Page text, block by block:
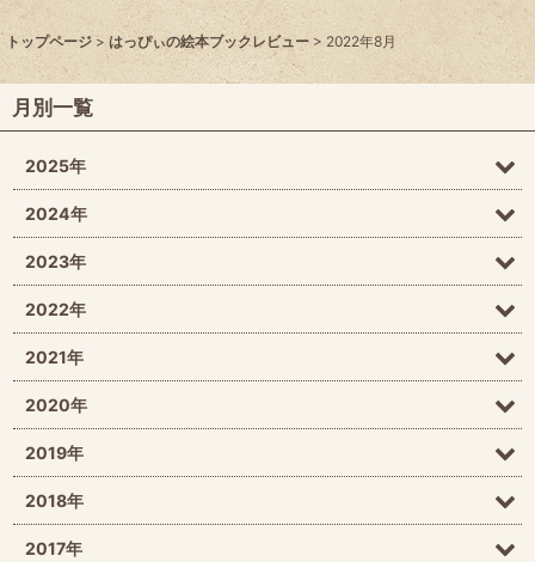
トップページ > はっぴぃの絵本ブックレビュー > 2022年8月
月別一覧
2025年
2024年
2023年
2022年
2021年
2020年
2019年
2018年
2017年